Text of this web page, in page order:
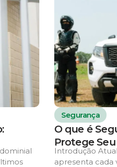
Segurança
O que é
Protege
Introdução
apresenta cada